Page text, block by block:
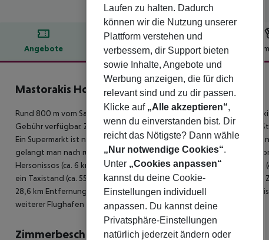
Angebote Hotelbeschreibung
Hotelbeschreibung
Mastorakis Hotel & Studios
Rund 800 m vom Sand-/Felsstrand entfernt liegt das Hotel
Gebühr verfügbar. Zum touristischen Zentrum sind es ca. 900 m. Die
Ein Supermarkt ist nach ca. 550 m zu erreichen. Zu den nächsten
gelangt man nach rund 750 m. Folgende Sehenswürdigkeiten sind
Hersonissos (ca. 6 km), Aqua Plus Waterpark (ca. 5,1 km),
ein Taxistand (ca. 550 m) und eine Bushaltestelle (ca. 220 m
28,6 km Entfernung. Der Flughafen (CHQ) ist ca. 170 km entfernt.
weiterer Flughafen (HER) liegt in etwa 27 km Entfernung.
Zimmerbeschreibung
Laufen zu halten. Dadurch
können wir die Nutzung unserer
Plattform verstehen und
verbessern, dir Support bieten
sowie Inhalte, Angebote und
Werbung anzeigen, die für dich
relevant sind und zu dir passen.
Klicke auf „Alle akzeptieren“,
wenn du einverstanden bist. Dir
reicht das Nötigste? Dann wähle
„Nur notwendige Cookies“.
Unter „Cookies anpassen“
kannst du deine Cookie-
Einstellungen individuell
anpassen. Du kannst deine
Privatsphäre-Einstellungen
natürlich jederzeit ändern oder